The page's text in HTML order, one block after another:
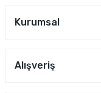
Kurumsal
Alışveriş